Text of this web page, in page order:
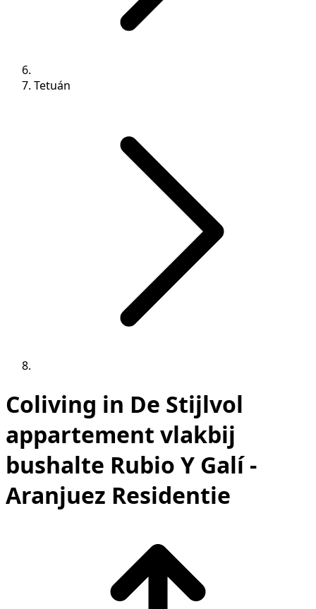
Tetuán
Coliving in De Stijlvol
appartement vlakbij
bushalte Rubio Y Galí -
Aranjuez Residentie